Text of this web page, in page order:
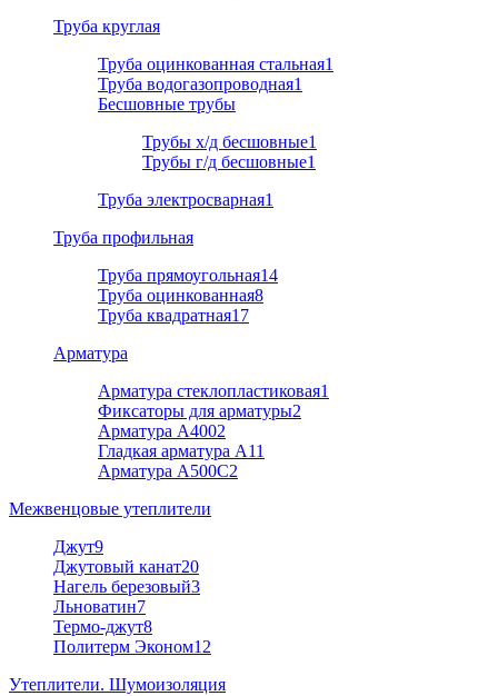
Труба круглая
Труба оцинкованная стальная1
Труба водогазопроводная1
Бесшовные трубы
Трубы х/д бесшовные1
Трубы г/д бесшовные1
Труба электросварная1
Труба профильная
Труба прямоугольная14
Труба оцинкованная8
Труба квадратная17
Арматура
Арматура стеклопластиковая1
Фиксаторы для арматуры2
Арматура А4002
Гладкая арматура А11
Арматура A500C2
Межвенцовые утеплители
Джут9
Джутовый канат20
Нагель березовый3
Льноватин7
Термо-джут8
Политерм Эконом12
Утеплители. Шумоизоляция